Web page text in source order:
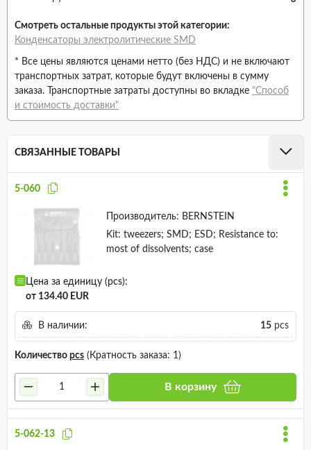
Смотреть остальные продукты этой категории:
Конденсаторы электролитические SMD
* Все цены являются ценами нетто (без НДС) и не включают
транспортных затрат, которые будут включены в сумму
заказа. Транспортные затраты доступны во вкладке "Способ
и стоимость доставки"
СВЯЗАННЫЕ ТОВАРЫ
5-060
Производитель: BERNSTEIN
Kit: tweezers; SMD; ESD; Resistance to:
most of dissolvents; case
Цена за единицу (pcs):
от 134.40 EUR
В наличии: 15 pcs
Количество pcs (Кратность заказа: 1)
В корзину
5-062-13